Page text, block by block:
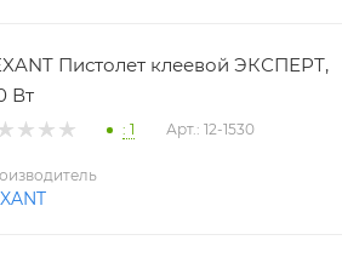
Пистолет клеевой ЭКСПЕРТ,
Вт
: 1 Арт.: 12-1530